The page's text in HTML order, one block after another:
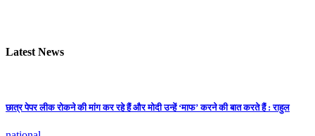
Latest News
छात्र पेपर लीक रोकने की मांग कर रहे हैं और मोदी उन्हें ‘माफ’ करने की बात करते हैं : राहुल